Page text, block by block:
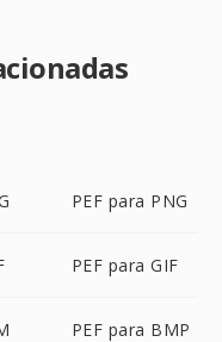
PEF para PNG
PEF para GIF
PEF para BMP